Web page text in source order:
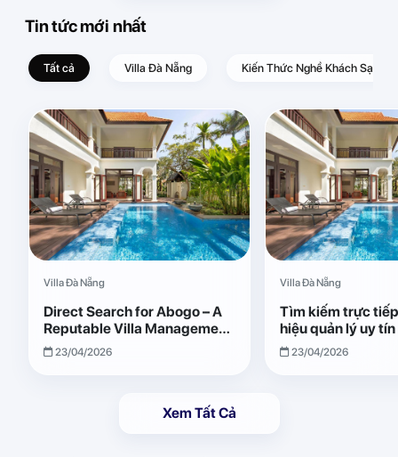
Tin tức mới nhất
Tất cả Villa Đà Nẵng Kiến Thức Nghề Khách Sạn –
Villa Đà Nẵng
Direct Search for Abogo – A
Reputable Villa Management
Brand with Transparent and
Effective Operations
23/04/2026
Villa Đà Nẵng
Tìm kiếm trực
hiệu quản lý uy
Giải pháp vận
quả, minh bạch
23/04/2026
Xem Tất Cả